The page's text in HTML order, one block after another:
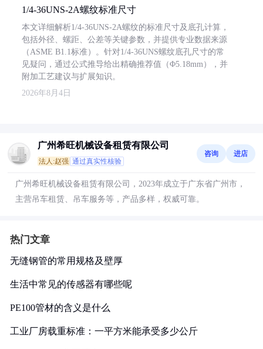
1/4-36UNS-2A螺纹标准尺寸
本文详细解析1/4-36UNS-2A螺纹的标准尺寸及底孔计算，
包括外径、螺距、公差等关键参数，并提供专业数据来源
（ASME B1.1标准）。针对1/4-36UNS螺纹底孔尺寸的常
见疑问，通过公式推导给出精确推荐值（Φ5.18mm），并
附加工艺建议与扩展知识。
2026年8月4日
广州希旺机械设备租赁有限公司
法人:赵强 通过真实性核验
咨询 进店
广州希旺机械设备租赁有限公司，2023年成立于广东省广州市，
主营吊车租赁、吊车服务等，产品多样，权威可靠。
热门文章
无缝钢管的常用规格及壁厚
生活中常见的传感器有哪些呢
PE100管材的含义是什么
工业厂房载重标准：一平方米能承受多少公斤